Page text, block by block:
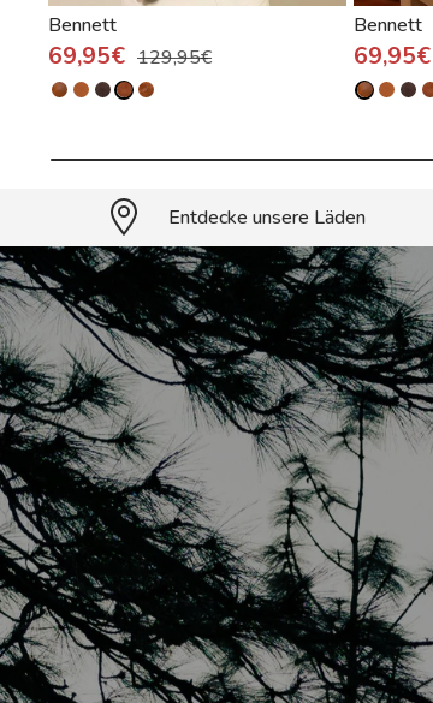
Bennett
69,95€ 129,95€
Bennett
69,95€
Entdecke unsere Läden